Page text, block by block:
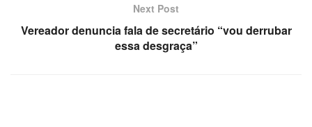
Next Post
Vereador denuncia fala de secretário “vou derrubar
essa desgraça”